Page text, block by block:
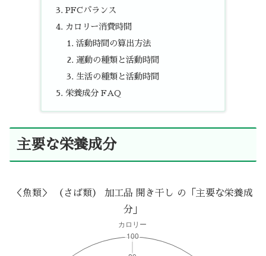
PFCバランス
カロリー消費時間
活動時間の算出方法
運動の種類と活動時間
生活の種類と活動時間
栄養成分 FAQ
主要な栄養成分
＜魚類＞ （さば類） 加工品 開き干し の「主要な栄養成
分」